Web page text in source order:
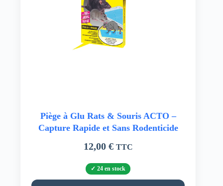
Piège à Glu Rats & Souris ACTO –
Capture Rapide et Sans Rodenticide
12,00 € TTC
24 en stock